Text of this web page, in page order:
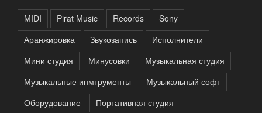
MIDI Pirat Music Records
Sony
Аранжировка
Звукозапись
Исполнители
Мини студия
Минусовки
Музыкальная студия
Музыкальные инмтрументы
Музыкальный софт
Оборудование
Портативная студия